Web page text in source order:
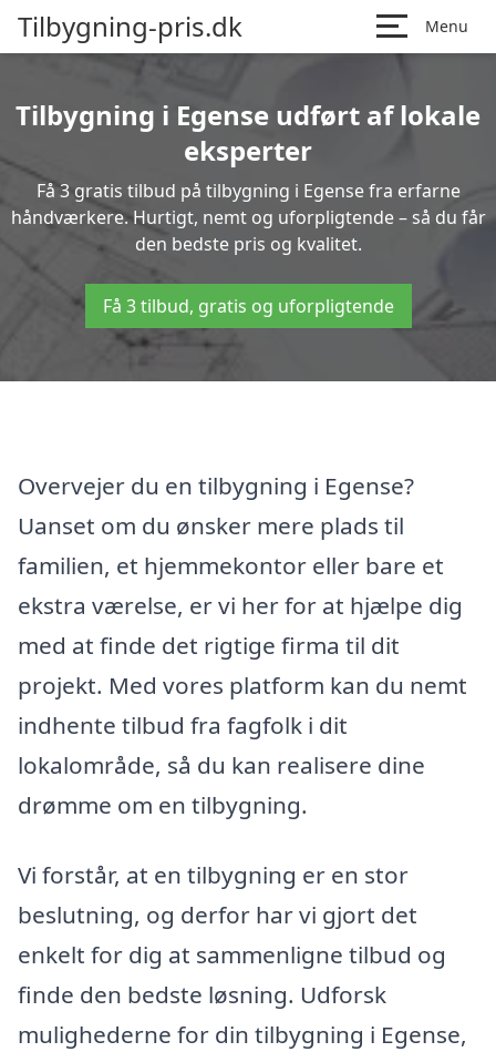
Tilbygning-pris.dk Menu
Tilbygning i Egense udført af lokale
eksperter
Få 3 gratis tilbud på tilbygning i Egense fra erfarne
håndværkere. Hurtigt, nemt og uforpligtende – så du får
den bedste pris og kvalitet.
Få 3 tilbud, gratis og uforpligtende
Overvejer du en tilbygning i Egense?
Uanset om du ønsker mere plads til
familien, et hjemmekontor eller bare et
ekstra værelse, er vi her for at hjælpe dig
med at finde det rigtige firma til dit
projekt. Med vores platform kan du nemt
indhente tilbud fra fagfolk i dit
lokalområde, så du kan realisere dine
drømme om en tilbygning.
Vi forstår, at en tilbygning er en stor
beslutning, og derfor har vi gjort det
enkelt for dig at sammenligne tilbud og
finde den bedste løsning. Udforsk
mulighederne for din tilbygning i Egense,